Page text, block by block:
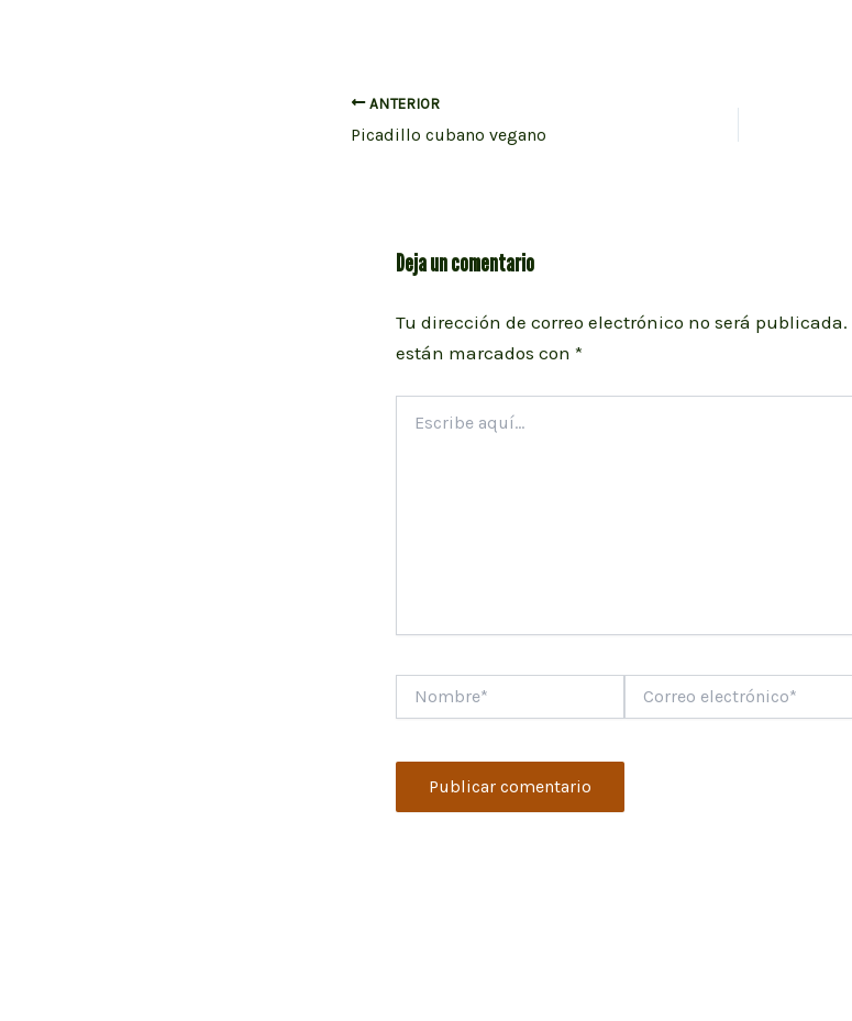
Navegación
de
ANTERIOR
Picadillo cubano vegano
Deja un comentario
Tu dirección de correo electrónico no será publicada.
están marcados con *
aquí...
electrónico*